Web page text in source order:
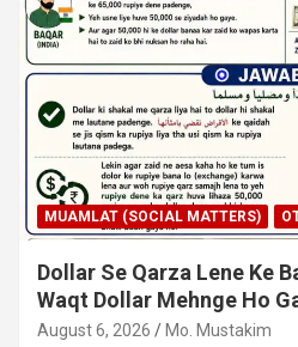
MUAMLAT (SOCIAL MATTERS)
Dollar Se Qarza Lene Ke
Waqt Dollar Mehnge Ho
August 6, 2026 Mo. Mustakim